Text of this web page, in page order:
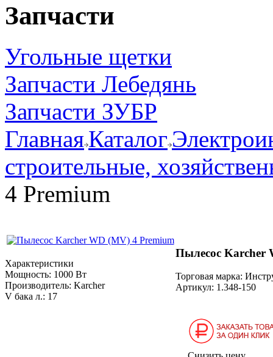
Запчасти
Угольные щетки
Запчасти Лебедянь
Запчасти ЗУБР
ГлавнаяКаталог
строительные,
4 Premium
Характеристики
Мощность: 1000 Вт
Производитель: Karcher
V бака л.: 17
Пылесос Karcher
Торговая марка:
Артикул: 1.348-150